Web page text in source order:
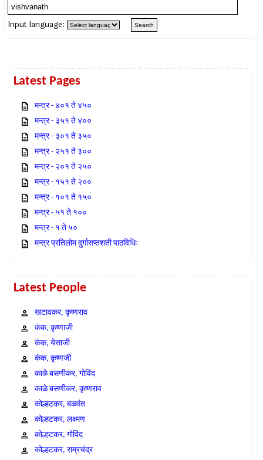
Input language:
Latest Pages
मन्त्र - ४०१ ते ४५०
मन्त्र - ३५१ ते ४००
मन्त्र - ३०१ ते ३५०
मन्त्र - २५१ ते ३००
मन्त्र - २०१ ते २५०
मन्त्र - १५१ ते २००
मन्त्र - १०१ ते १५०
मन्त्र - ५१ ते १००
मन्त्र - १ ते ५०
मन्त्र प्रतिलोम दुर्गासप्तशती पाठविधिः
Latest People
खटावकर, कृष्णराव
कंक, कृष्णाजी
कंक, येसाजी
कंक, कृष्णजी
काळे बसणीकर, गोविंद
काळे बसणीकर, कृष्णराव
कोल्हटकर, बळवंत
कोल्हटकर, लक्ष्मण
कोल्हटकर, गोविंद
कोल्हटकर, राम्रचंद्र